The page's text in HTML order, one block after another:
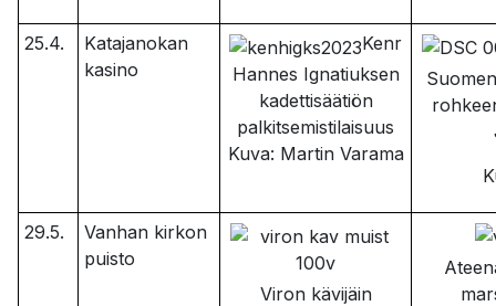
25.4.
Katajanokan
kasino
Kenr
Hannes Ignatiuksen
kadettisäätiön
palkitsemistilaisuus
Kuva: Martin Varama
29.5.
Vanhan kirkon
puisto
Viron kävijäin